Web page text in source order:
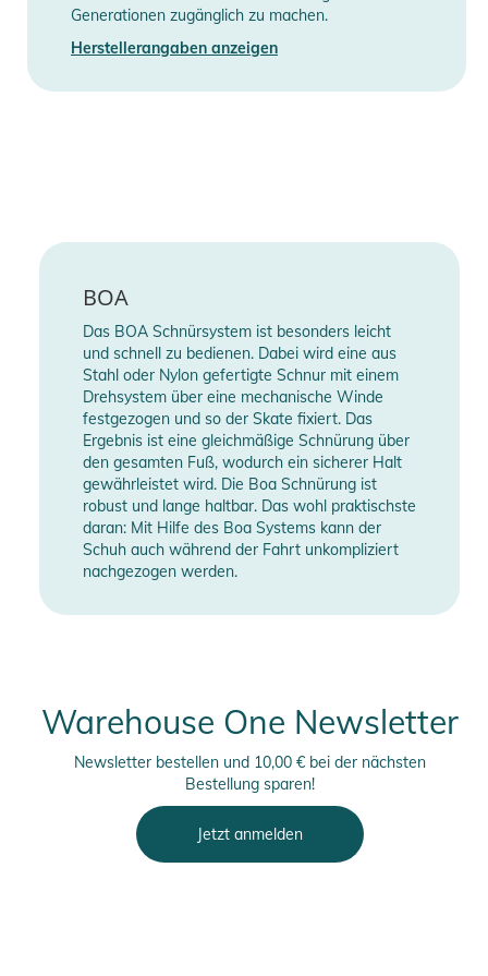
Generationen zugänglich zu machen.
Herstellerangaben anzeigen
BOA
Das BOA Schnürsystem ist besonders leicht
und schnell zu bedienen. Dabei wird eine aus
Stahl oder Nylon gefertigte Schnur mit einem
Drehsystem über eine mechanische Winde
festgezogen und so der Skate fixiert. Das
Ergebnis ist eine gleichmäßige Schnürung über
den gesamten Fuß, wodurch ein sicherer Halt
gewährleistet wird. Die Boa Schnürung ist
robust und lange haltbar. Das wohl praktischste
daran: Mit Hilfe des Boa Systems kann der
Schuh auch während der Fahrt unkompliziert
nachgezogen werden.
Warehouse One Newsletter
Newsletter bestellen und 10,00 € bei der nächsten
Bestellung sparen!
Jetzt anmelden